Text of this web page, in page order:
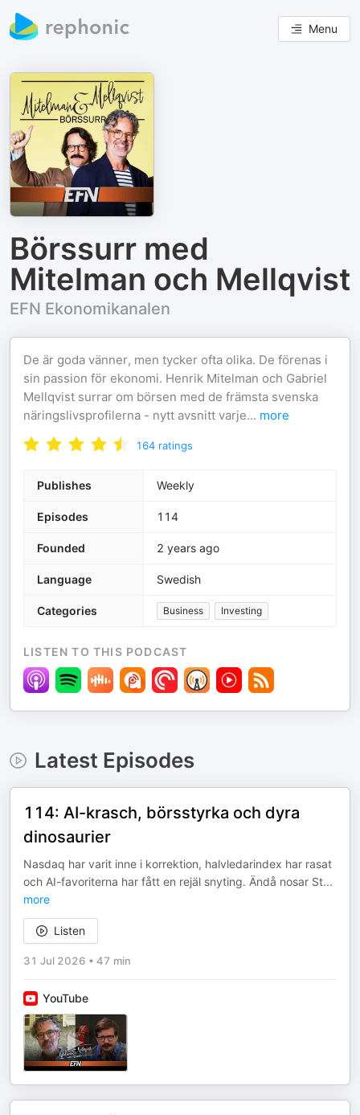
Menu
Börssurr med
Mitelman och Mellqvist
EFN Ekonomikanalen
De är goda vänner, men tycker ofta olika. De förenas i
sin passion för ekonomi. Henrik Mitelman och Gabriel
Mellqvist surrar om börsen med de främsta svenska
näringslivsprofilerna - nytt avsnitt varje... more
164 ratings
Publishes Weekly
Episodes 114
Founded 2 years ago
Language Swedish
Categories Business Investing
LISTEN TO THIS PODCAST
Latest Episodes
114: AI-krasch, börsstyrka och dyra
dinosaurier
Nasdaq har varit inne i korrektion, halvledarindex har rasat
och AI-favoriterna har fått en rejäl snyting. Ändå nosar St...
more
Listen
31 Jul 2026 • 47 min
YouTube